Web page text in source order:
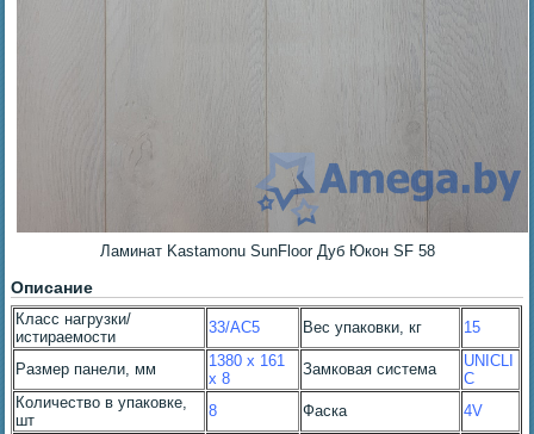
Ламинат Kastamonu SunFloor Дуб Юкон SF 58
Описание
Класс нагрузки/
истираемости
33/AC5 Вес упаковки, кг 15
Размер панели, мм
1380 x 161
x 8
Замковая система
UNICLI
C
Количество в упаковке,
шт
8 Фаска 4V